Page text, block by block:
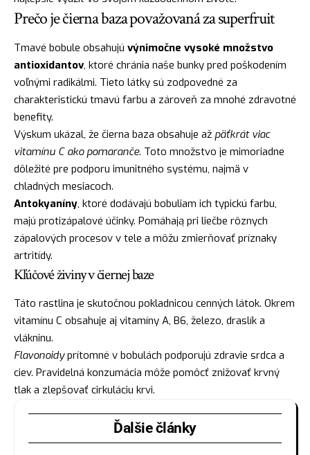
Prečo je čierna baza považovaná za superfruit
Tmavé bobule obsahujú výnimočne vysoké množstvo
antioxidantov, ktoré chránia naše bunky pred poškodením
voľnými radikálmi. Tieto látky sú zodpovedné za
charakteristickú tmavú farbu a zároveň za mnohé zdravotné
benefity.
Výskum ukázal, že čierna baza obsahuje až päťkrát viac
vitamínu C ako pomaranče. Toto množstvo je mimoriadne
dôležité pre podporu imunitného systému, najmä v
chladných mesiacoch.
Antokyaníny, ktoré dodávajú bobuliam ich typickú farbu,
majú protizápalové účinky. Pomáhają pri liečbe rôznych
zápalových procesov v tele a môžu zmierňovať príznaky
artritídy.
Kľúčové živiny v čiernej baze
Táto rastlina je skutočnou pokladnicou cenných látok. Okrem
vitamínu C obsahuje aj vitamíny A, B6, železo, draslík a
vlákninu.
Flavonoidyprítomné v bobulách podporujú zdravie srdca a
ciev. Pravidelná konzumácia môže pomôcť znižovať krvný
tlak a zlepšovať cirkuláciu krvi.
Ďalšie články